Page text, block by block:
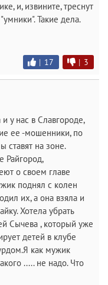
и, извините, треснут
Такие дела.
| 17 | 3
у нас в Славгороде,
ее -мошенники, по
ставят на зоне.
Райгород,
о своем главе
поднял с колен
их, а она взяла и
Хотела убрать
Сычева , который уже
детей в клубе
как мужик
..... не надо. Что